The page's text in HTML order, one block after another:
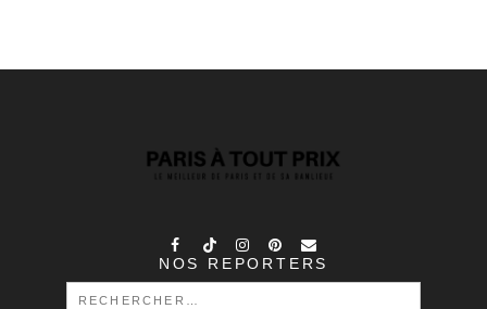
NOS REPORTERS